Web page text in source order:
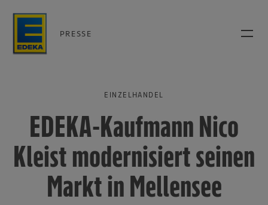
PRESSE
EINZELHANDEL
EDEKA-Kaufmann Nico
Kleist modernisiert seinen
Markt in Mellensee